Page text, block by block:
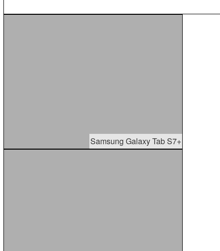
Samsung Galaxy Tab S7+